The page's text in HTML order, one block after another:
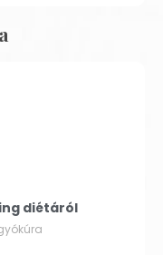
diétáról